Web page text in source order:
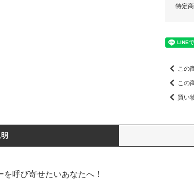
特定
この
この
買い
呼び寄せたいあなたへ！